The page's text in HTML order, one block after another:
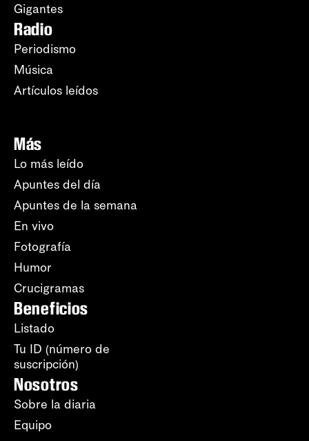
Gigantes
Radio
Periodismo
Música
Artículos leídos
Más
Lo más leído
Apuntes del día
Apuntes de la semana
En vivo
Fotografía
Humor
Crucigramas
Beneficios
Listado
Tu ID (número de
suscripción)
Nosotros
Sobre la diaria
Equipo